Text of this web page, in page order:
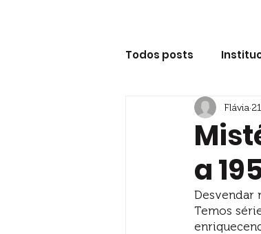
Todos posts
Dicas de Mistério
a
Flávia
Desvendar
Temos